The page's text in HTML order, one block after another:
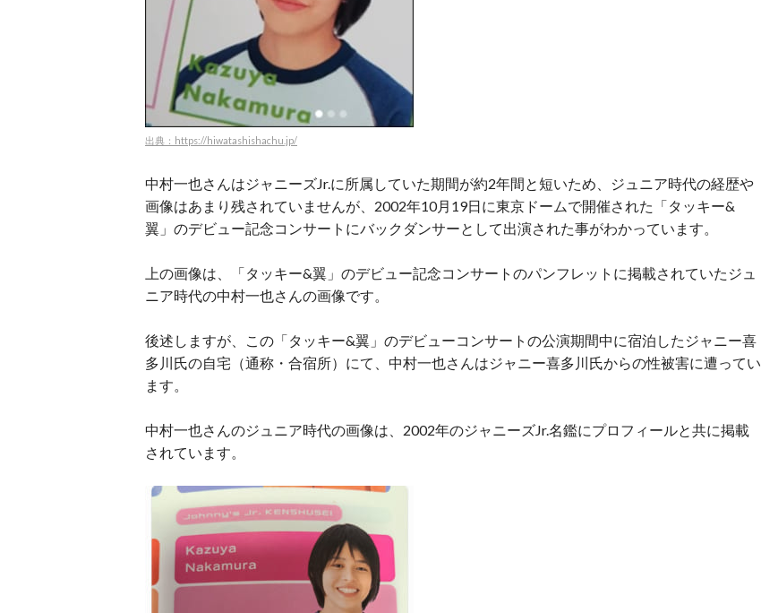
出典：https://hiwatashishachu.jp/
中村一也さんはジャニーズJr.に所属していた期間が約2年間と短いため、ジュニア時代の経歴や
画像はあまり残されていませんが、2002年10月19日に東京ドームで開催された「タッキー&
翼」のデビュー記念コンサートにバックダンサーとして出演された事がわかっています。
上の画像は、「タッキー&翼」のデビュー記念コンサートのパンフレットに掲載されていたジュ
ニア時代の中村一也さんの画像です。
後述しますが、この「タッキー&翼」のデビューコンサートの公演期間中に宿泊したジャニー喜
多川氏の自宅（通称・合宿所）にて、中村一也さんはジャニー喜多川氏からの性被害に遭ってい
ます。
中村一也さんのジュニア時代の画像は、2002年のジャニーズJr.名鑑にプロフィールと共に掲載
されています。